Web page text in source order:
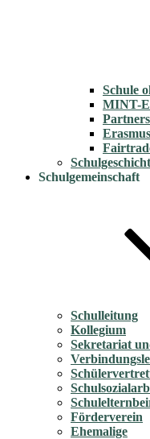
Schule
MINT-
Schulgemeinschaft
Schulleitung
Kollegium
Sekretariat
Förderverein
Ehemalige